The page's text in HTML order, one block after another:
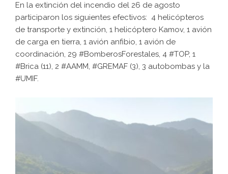
En la extinción del incendio del 26 de agosto
participaron los siguientes efectivos: 4 helicópteros
de transporte y extinción, 1 helicóptero Kamov, 1 avión
de carga en tierra, 1 avión anfibio, 1 avión de
coordinación, 29 #BomberosForestales, 4 #TOP, 1
#Brica (11), 2 #AAMM, #GREMAF (3), 3 autobombas y la
#UMIF.